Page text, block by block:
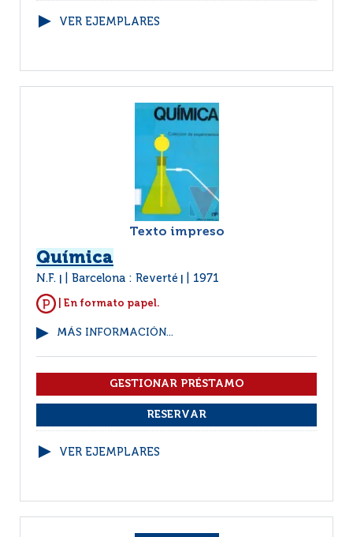
VER EJEMPLARES
Texto impreso
Química
N.F. Barcelona : Reverté 1971
| En formato papel.
MÁS INFORMACIÓN...
VER EJEMPLARES